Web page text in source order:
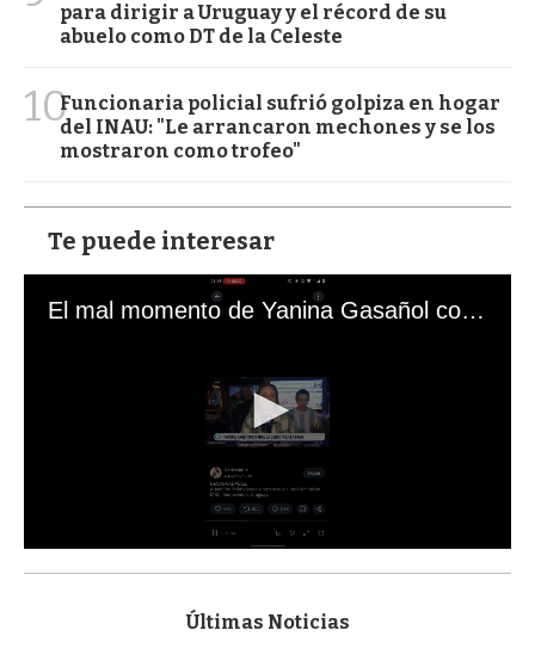
para dirigir a Uruguay y el récord de su
abuelo como DT de la Celeste
10Funcionaria policial sufrió golpiza en hogar
del INAU: "Le arrancaron mechones y se los
mostraron como trofeo"
Te puede interesar
El mal momento de Yanina Gasañol con un hincha argentino en "Subrayado"
s
Últimas Noticias